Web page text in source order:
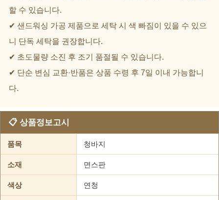
할 수 있습니다.
✔ 샌드워싱 가공 제품으로 세탁 시 색 빠짐이 있을 수 있으
니 단독 세탁을 권장합니다.
✔ 초도물량 소진 후 조기 품절될 수 있습니다.
✔ 단순 변심 교환·반품은 상품 수령 후 7일 이내 가능합니
다.
📋 상품정보고시
품목 청바지
소재 면스판
색상 연청